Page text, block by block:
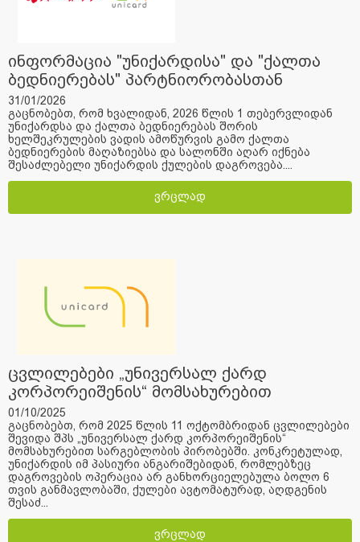
ინფორმაცია "უნიქარდისა" და "ქალთა
ბედნიერებას" პარტნიორობასთან
დაკავშირებით
31/01/2026
გაცნობებთ, რომ ხვალიდან, 2026 წლის 1 თებერვლიდან
უნიქარდსა და ქალთა ბედნიერებას შორის
ხელშეკრულების ვადის ამოწურვის გამო ქალთა
ბედნიერების მაღაზიებსა და სალონში აღარ იქნება
შესაძლებელი უნიქარდის ქულების დაგროვება....
ვრცლად
ცვლილებები „უნივერსალ ქარდ
კორპორეიშენის“ მომსახურებით
სარგებლობის პირობებში.
01/10/2025
გაცნობებთ, რომ 2025 წლის 11 ოქტომბრიდან ცვლილებები
შევიდა შპს „უნივერსალ ქარდ კორპორეიშენის“
მომსახურებით სარგებლობის პირობებში. კონკრეტულად,
უნიქარდის იმ პასიური ანგარიშებიდან, რომლებზეც
დაგროვების ოპერაცია არ განხორციელებულა ბოლო 6
თვის განმავლობაში, ქულები ავტომატურად, აღდგენის
შესაძ...
ვრცლად